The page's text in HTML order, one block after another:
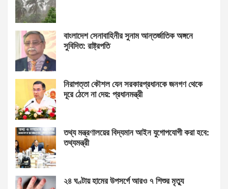
বাংলাদেশ সেনাবাহিনীর সুনাম আন্তর্জাতিক অঙ্গনে
সুবিদিত: রাষ্ট্রপতি
নিরাপত্তা কৌশল যেন সরকারপ্রধানকে জনগণ থেকে
দূরে ঠেলে না দেয়: প্রধানমন্ত্রী
তথ্য মন্ত্রণালয়ের বিদ্যমান আইন যুগোপযোগী করা হবে:
তথ্যমন্ত্রী
২৪ ঘণ্টায় হামের উপসর্গে আরও ৭ শিশুর মৃত্যু